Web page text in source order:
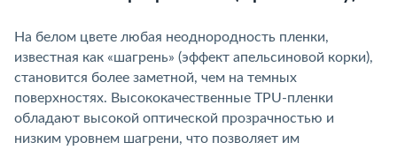
На белом цвете любая неоднородность пленки,
известная как «шагрень» (эффект апельсиновой корки),
становится более заметной, чем на темных
поверхностях. Высококачественные TPU-пленки
обладают высокой оптической прозрачностью и
низким уровнем шагрени, что позволяет им